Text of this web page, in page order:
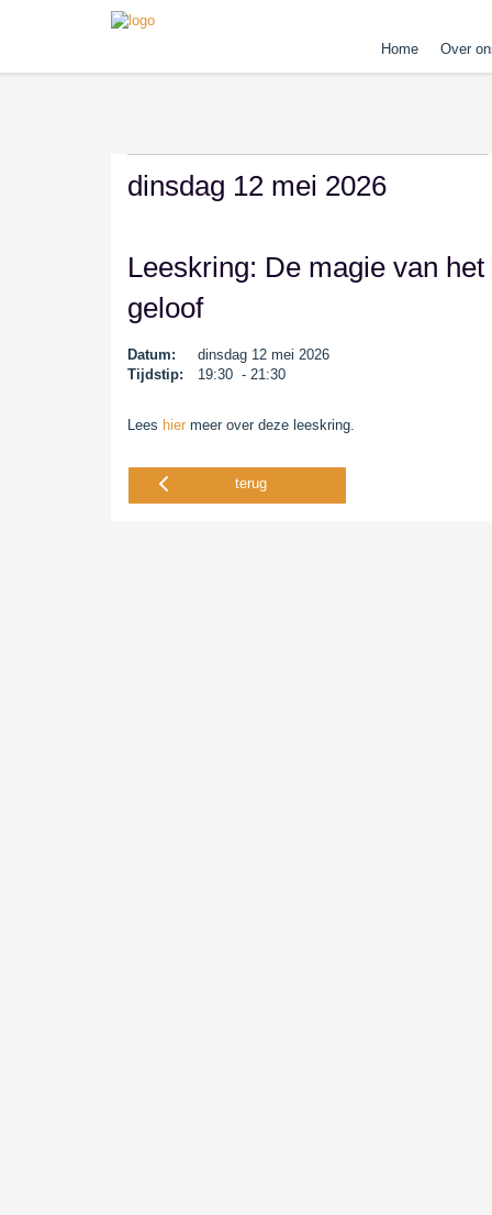
Home Over
dinsdag 12 mei 2026
Leeskring: De magie van het
geloof
Datum:
dinsdag 12 mei 2026
Tijdstip:
19:30 - 21:30
Lees hier meer over deze leeskring.
terug